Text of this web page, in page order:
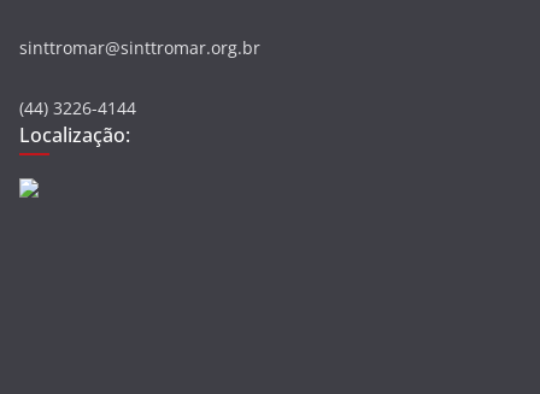
sinttromar@sinttromar.org.br
(44) 3226-4144
Localização: